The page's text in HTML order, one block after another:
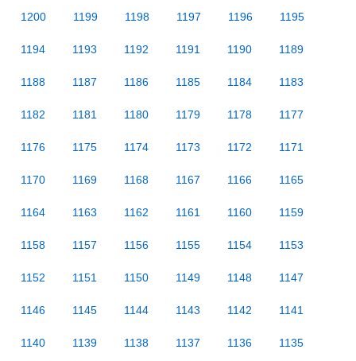
1200 1199 1198 1197 1196 1195
1194 1193 1192 1191 1190 1189
1188 1187 1186 1185 1184 1183
1182 1181 1180 1179 1178 1177
1176 1175 1174 1173 1172 1171
1170 1169 1168 1167 1166 1165
1164 1163 1162 1161 1160 1159
1158 1157 1156 1155 1154 1153
1152 1151 1150 1149 1148 1147
1146 1145 1144 1143 1142 1141
1140 1139 1138 1137 1136 1135